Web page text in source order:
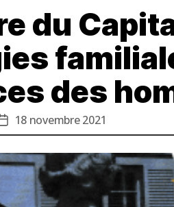
du
des
Date
de
l’article
18 novembre 2021